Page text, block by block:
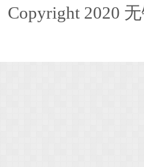
Copyright 2020